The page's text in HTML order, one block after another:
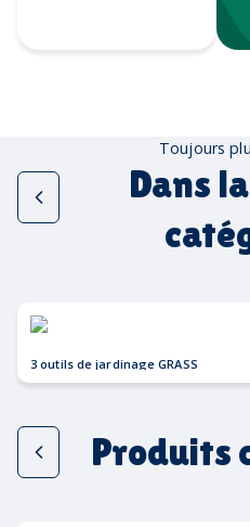
Toujours
Dans
3 outils de jardinage GRASS
Produits